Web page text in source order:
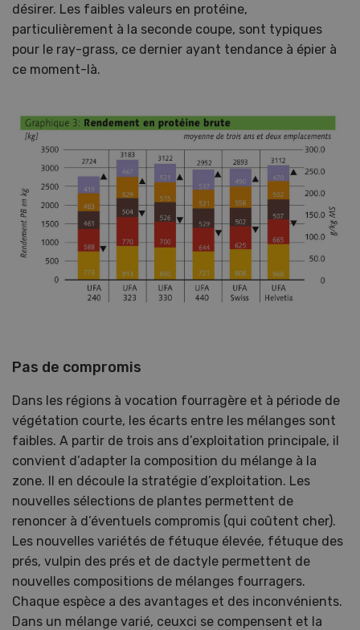
désirer. Les faibles valeurs en protéine,
particulièrement à la seconde coupe, sont typiques
pour le ray-grass, ce dernier ayant tendance à épier à
ce moment-là.
Pas de compromis
Dans les régions à vocation fourragère et à période de
végétation courte, les écarts entre les mélanges sont
faibles. A partir de trois ans d’exploitation principale, il
convient d’adapter la composition du mélange à la
zone. Il en découle la stratégie d’exploitation. Les
nouvelles sélections de plantes permettent de
renoncer à d’éventuels compromis (qui coûtent cher).
Les nouvelles variétés de fétuque élevée, fétuque des
prés, vulpin des prés et de dactyle permettent de
nouvelles compositions de mélanges fourragers.
Chaque espèce a des avantages et des inconvénients.
Dans un mélange varié, ceuxci se compensent et la